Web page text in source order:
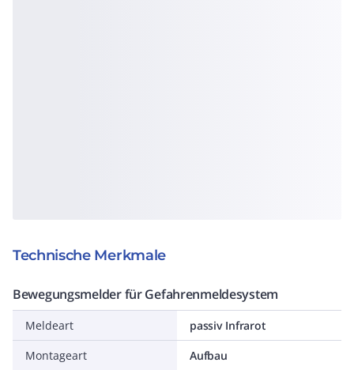
Technische Merkmale
Bewegungsmelder für Gefahrenmeldesystem
Meldeart
passiv Infrarot
Montageart
Aufbau